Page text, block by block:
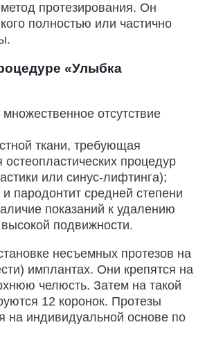
протезирования. Он
полностью или частично
«Улыбка
отсутствие
ткани, требующая
остеопластических процедур
или синус-лифтинга);
и пародонтит средней степени
показаний к удалению
высокой подвижности.
несъемных протезов на
имплантах. Они крепятся на
челюсть. Затем на такой
12 коронок. Протезы
на индивидуальной основе по